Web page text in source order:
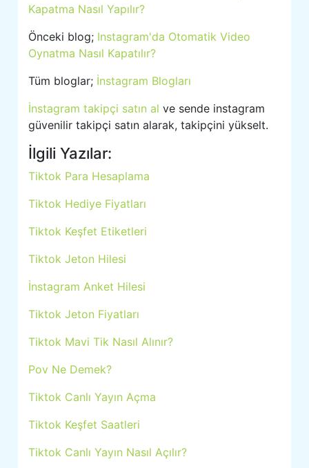
Kapatma Nasıl Yapılır?
Önceki blog; Instagram'da Otomatik Video
Oynatma Nasıl Kapatılır?
Tüm bloglar; İnstagram Blogları
İnstagram takipçi satın al ve sende instagram
güvenilir takipçi satın alarak, takipçini yükselt.
İlgili Yazılar:
Tiktok Para Hesaplama
Tiktok Hediye Fiyatları
Tiktok Keşfet Etiketleri
Tiktok Jeton Hilesi
İnstagram Anket Hilesi
Tiktok Jeton Fiyatları
Tiktok Mavi Tik Nasıl Alınır?
Pov Ne Demek?
Tiktok Canlı Yayın Açma
Tiktok Keşfet Saatleri
Tiktok Canlı Yayın Nasıl Açılır?